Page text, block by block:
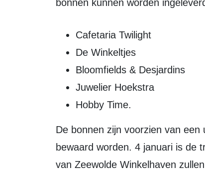
bonnen kunnen worden
Cafetaria Twilight
De Winkeltjes
Bloomfields & Desjardins
Juwelier Hoekstra
Hobby Time.
De bonnen zijn voorzien van
bewaard worden. 4 januari is de
van Zeewolde Winkelhaven